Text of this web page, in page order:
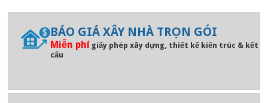
BÁO GIÁ XÂY NHÀ TRỌN GÓI
Miễn phí giấy phép xây dựng, thiết kế kiến trúc & kết
cấu